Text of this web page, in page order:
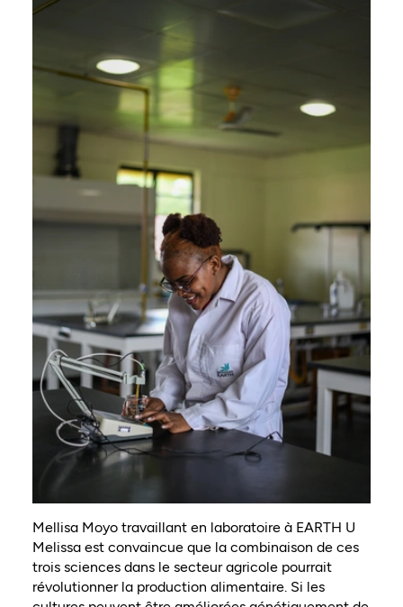
Mellisa Moyo travaillant en laboratoire à EARTH U
Melissa est convaincue que la combinaison de ces
trois sciences dans le secteur agricole pourrait
révolutionner la production alimentaire. Si les